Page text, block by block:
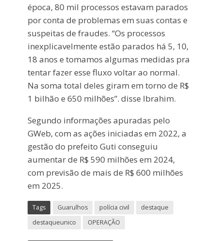
época, 80 mil processos estavam parados
por conta de problemas em suas contas e
suspeitas de fraudes. “Os processos
inexplicavelmente estão parados há 5, 10,
18 anos e tomamos algumas medidas pra
tentar fazer esse fluxo voltar ao normal.
Na soma total deles giram em torno de R$
1 bilhão e 650 milhões”. disse Ibrahim.
Segundo informações apuradas pelo
GWeb, com as ações iniciadas em 2022, a
gestão do prefeito Guti conseguiu
aumentar de R$ 590 milhões em 2024,
com previsão de mais de R$ 600 milhões
em 2025.
Tags Guarulhos polícia civil
destaque
destaqueunico
OPERAÇÃO